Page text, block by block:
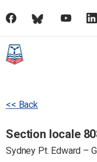
<< Back
Section locale
Sydney Pt. Edward –